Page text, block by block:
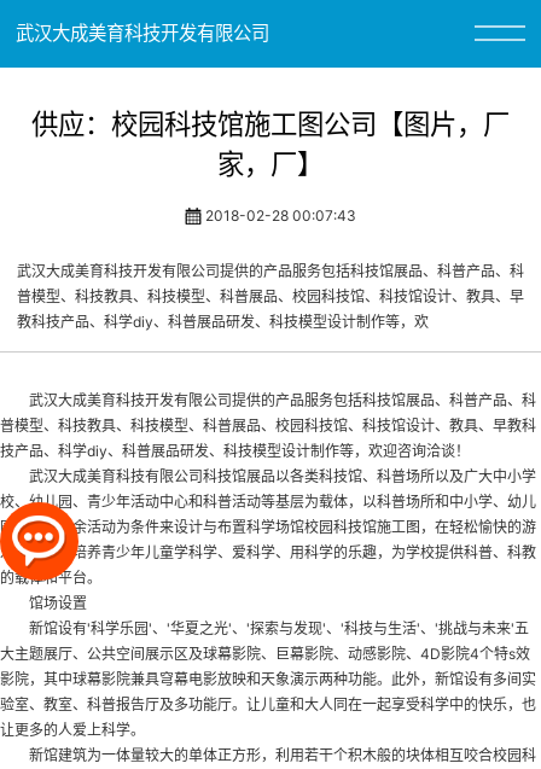
武汉大成美育科技开发有限公司
供应：校园科技馆施工图公司【图片，厂
家，厂】
2018-02-28 00:07:43
武汉大成美育科技开发有限公司提供的产品服务包括科技馆展品、科普产品、科
普模型、科技教具、科技模型、科普展品、校园科技馆、科技馆设计、教具、早
教科技产品、科学diy、科普展品研发、科技模型设计制作等，欢
武汉大成美育科技开发有限公司提供的产品服务包括科技馆展品、科普产品、科
普模型、科技教具、科技模型、科普展品、 校园科技馆、科技馆设计、教具、早教科
技产品、科学diy、科普展品研发、科技模型设计制作等，欢迎咨询洽谈！
武汉大成美育科技有限公司科技馆展品以各类科技馆、科普场所以及广大中小学
校、幼儿园、青少年活动中心和科普活动等基层为载体，以科普场所和中小学、幼儿
园学生的课余活动为条件来设计与布置科学场馆校园科技馆施工图 ，在轻松愉快的游
乐氛围中，培养青少年儿童学科学、爱科学、用科学的乐趣，为学校提供科普、科教
的载体和平台。
馆场设置
新馆设有'科学乐园'、'华夏之光'、'探索与发现'、'科技与生活'、'挑战与未来'五
大主题展厅、公共空间展示区及球幕影院、巨幕影院、动感影院、4D影院4个特s效
影院，其中球幕影院兼具穹幕电影放映和天象演示两种功能。此外，新馆设有多间实
验室、教室、科普报告厅及多功能厅。让儿童和大人同在一起享受科学中的快乐，也
让更多的人爱上科学。
新馆建筑为一体量较大的单体正方形，利用若干个积木般的块体相互咬合校园科